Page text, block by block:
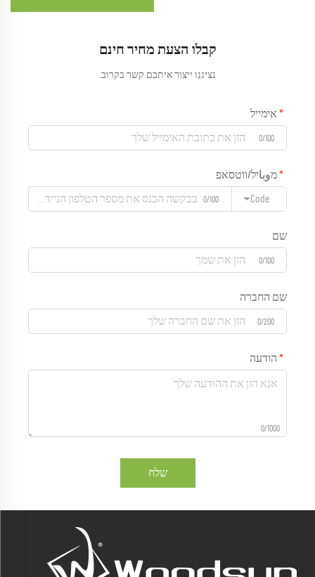
קבלו הצעת מחיר חינם
נציגנו ייצור איתכם קשר בקרוב.
אימייל
0/100
מوباיל/ווטסאפ
Code
0/100
שם
0/100
שם החברה
0/200
הודעה
0/1000
שלח